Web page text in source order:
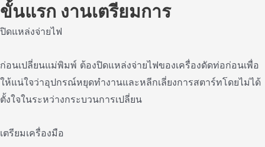
ขั้นแรก งานเตรียมการ
ปิดแหล่งจ่ายไฟ
ก่อนเปลี่ยนแม่พิมพ์ ต้องปิดแหล่งจ่ายไฟของเครื่องดัดท่อก่อนเพื่อ
ให้แน่ใจว่าอุปกรณ์หยุดทํางานและหลีกเลี่ยงการสตาร์ทโดยไม่ได้
ตั้งใจในระหว่างกระบวนการเปลี่ยน
เตรียมเครื่องมือ